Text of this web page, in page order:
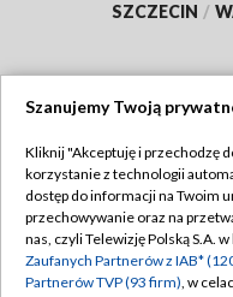
SZCZECIN /
Abonament TVP
Emisja w TVP
Szanujemy Twoją
Kliknij "Akceptuję i przechodzę
korzystanie z technologii
dostęp do informacji na Twoim
przechowywanie oraz na
nas, czyli Telewizję Polską S.A.
Zaufanych Partnerów z IAB*
Partnerów TVP (93 firm), w